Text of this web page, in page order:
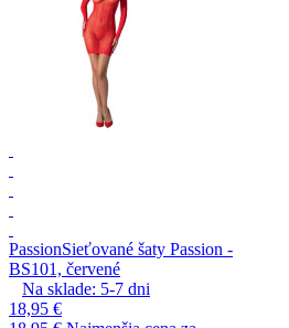
PassionSieťované šaty Passion -
BS101, červené
Na sklade: 5-7 dni
18,95 €